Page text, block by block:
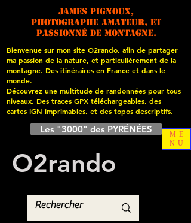
James PIGNOUX,
photographe amateur, et
passionné de montagne.
Bienvenue sur mon site O2rando, afin de partager
ma passion de la nature, et particulièrement de la
montagne. Des itinéraires en France et dans le
monde.
Découvrez une multitude de randonnées pour tous
niveaux. Des traces GPX téléchargeables, des
cartes IGN imprimables, et des topos descriptifs.
Les "3000" des PYRÉNÉES
O2rando
ME
NU